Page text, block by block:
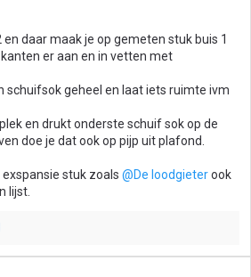
en daar maak je op gemeten stuk buis 1
er aan en in vetten met
schuifsok geheel en laat iets ruimte ivm
en drukt onderste schuif sok op de
doe je dat ook op pijp uit plafond.
stuk zoals @De loodgieterook
lijst.